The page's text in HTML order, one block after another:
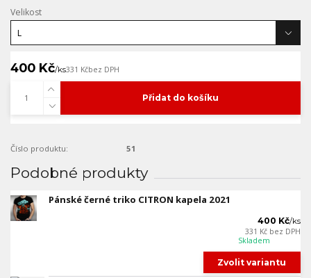
Velikost
400 Kč/ks331 Kčbez DPH
Přidat do košíku
Číslo produktu: 51
Podobné produkty
Pánské černé triko CITRON kapela 2021
400 Kč/ks
331 Kč bez DPH
Skladem
Zvolit variantu